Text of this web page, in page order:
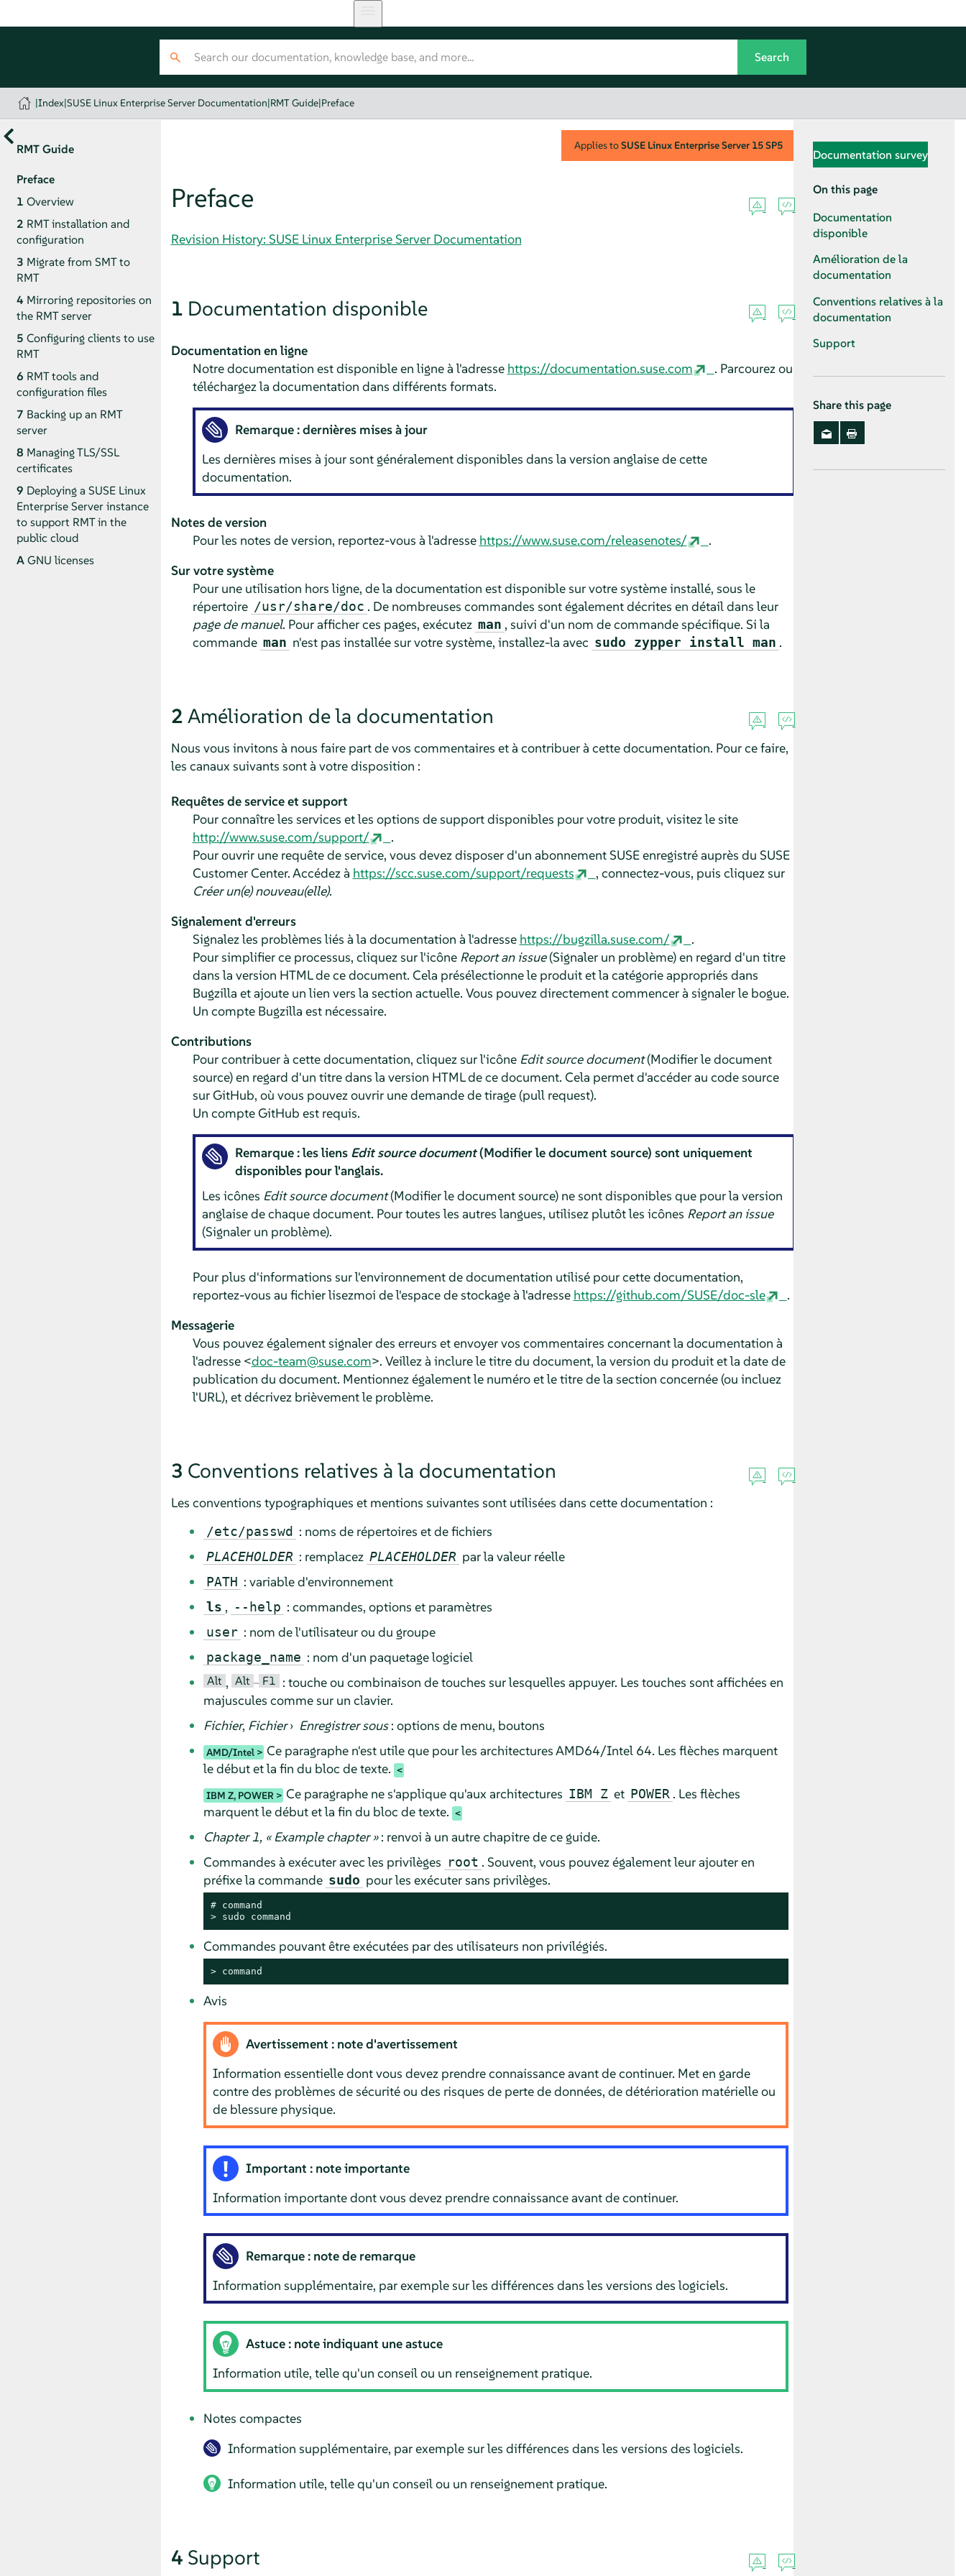
|Index|SUSE Linux Enterprise Server Documentation|RMT Guide|Preface
RMT Guide
Preface
1 Overview
2 RMT installation and
configuration
3 Migrate from SMT to
RMT
4 Mirroring repositories on
the RMT server
5 Configuring clients to use
RMT
6 RMT tools and
configuration files
7 Backing up an RMT
server
8 Managing TLS/SSL
certificates
9 Deploying a SUSE Linux
Enterprise Server instance
to support RMT in the
public cloud
AGNU licenses
Applies toSUSE Linux Enterprise Server 15 SP5
Preface
Revision History: SUSE Linux Enterprise Server Documentation
1 Documentation disponible
Documentation en ligne
Notre documentation est disponible en ligne à l'adresse https://documentation.suse.com
. Parcourez ou
téléchargez la documentation dans différents formats.
Remarque : dernières mises à jour
Les dernières mises à jour sont généralement disponibles dans la version anglaise de cette
documentation.
Notes de version
Pour les notes de version, reportez-vous à l'adresse https://www.suse.com/releasenotes/
.
Sur votre système
Pour une utilisation hors ligne, de la documentation est disponible sur votre système installé, sous le
répertoire /usr/share/doc . De nombreuses commandes sont également décrites en détail dans leur
page de manuel. Pour afficher ces pages, exécutez man , suivi d'un nom de commande spécifique. Si la
commande man n'est pas installée sur votre système, installez-la avec sudo zypper install man .
2 Amélioration de la documentation
Nous vous invitons à nous faire part de vos commentaires et à contribuer à cette documentation. Pour ce faire,
les canaux suivants sont à votre disposition :
Requêtes de service et support
Pour connaître les services et les options de support disponibles pour votre produit, visitez le site
http://www.suse.com/support/
.
Pour ouvrir une requête de service, vous devez disposer d'un abonnement SUSE enregistré auprès du SUSE
Customer Center. Accédez à https://scc.suse.com/support/requests
, connectez-vous, puis cliquez sur
Créer un(e) nouveau(elle).
Signalement d'erreurs
Signalez les problèmes liés à la documentation à l'adresse https://bugzilla.suse.com/
.
Pour simplifier ce processus, cliquez sur l'icône Report an issue(Signaler un problème) en regard d'un titre
dans la version HTML de ce document. Cela présélectionne le produit et la catégorie appropriés dans
Bugzilla et ajoute un lien vers la section actuelle. Vous pouvez directement commencer à signaler le bogue.
Un compte Bugzilla est nécessaire.
Contributions
Pour contribuer à cette documentation, cliquez sur l'icône Edit source document(Modifier le document
source) en regard d'un titre dans la version HTML de ce document. Cela permet d'accéder au code source
sur GitHub, où vous pouvez ouvrir une demande de tirage (pull request).
Un compte GitHub est requis.
Remarque : les liens Edit source document(Modifier le document source) sont uniquement
disponibles pour l'anglais.
Les icônes Edit source document(Modifier le document source) ne sont disponibles que pour la version
anglaise de chaque document. Pour toutes les autres langues, utilisez plutôt les icônes Report an issue
(Signaler un problème).
Pour plus d'informations sur l'environnement de documentation utilisé pour cette documentation,
reportez-vous au fichier lisezmoi de l'espace de stockage à l'adresse https://github.com/SUSE/doc-sle
.
Messagerie
Vous pouvez également signaler des erreurs et envoyer vos commentaires concernant la documentation à
l'adresse <doc-team@suse.com>. Veillez à inclure le titre du document, la version du produit et la date de
publication du document. Mentionnez également le numéro et le titre de la section concernée (ou incluez
l'URL), et décrivez brièvement le problème.
3 Conventions relatives à la documentation
Les conventions typographiques et mentions suivantes sont utilisées dans cette documentation :
/etc/passwd : noms de répertoires et de fichiers
PLACEHOLDER : remplacez PLACEHOLDER par la valeur réelle
PATH : variable d'environnement
ls , --help : commandes, options et paramètres
user : nom de l'utilisateur ou du groupe
package_name : nom d'un paquetage logiciel
Alt , Alt – F1 : touche ou combinaison de touches sur lesquelles appuyer. Les touches sont affichées en
majuscules comme sur un clavier.
Fichier, Fichier› Enregistrer sous: options de menu, boutons
AMD/Intel
Ce paragraphe n'est utile que pour les architectures AMD64/Intel 64. Les flèches marquent
le début et la fin du bloc de texte.
IBM Z, POWER Ce paragraphe ne s'applique qu'aux architectures IBM Z et POWER . Les flèches
marquent le début et la fin du bloc de texte.
Chapter 1, « Example chapter»: renvoi à un autre chapitre de ce guide.
Commandes à exécuter avec les privilèges root . Souvent, vous pouvez également leur ajouter en
préfixe la commande sudo pour les exécuter sans privilèges.
# command
> sudo command
Commandes pouvant être exécutées par des utilisateurs non privilégiés.
> command
Avis
Avertissement : note d'avertissement
Information essentielle dont vous devez prendre connaissance avant de continuer. Met en garde
contre des problèmes de sécurité ou des risques de perte de données, de détérioration matérielle ou
de blessure physique.
Important : note importante
Information importante dont vous devez prendre connaissance avant de continuer.
Remarque : note de remarque
Information supplémentaire, par exemple sur les différences dans les versions des logiciels.
Astuce : note indiquant une astuce
Information utile, telle qu'un conseil ou un renseignement pratique.
Notes compactes
Information supplémentaire, par exemple sur les différences dans les versions des logiciels.
Information utile, telle qu'un conseil ou un renseignement pratique.
4 Support
Documentation survey
On this page
Documentation
disponible
Amélioration de la
documentation
Conventions relatives à la
documentation
Support
Share this page